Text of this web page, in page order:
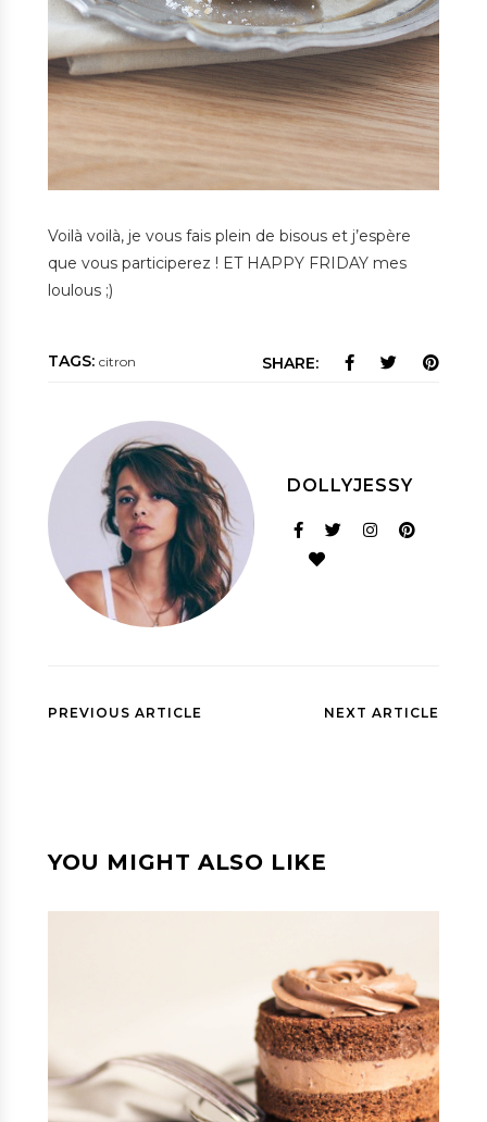
Voilà voilà, je vous fais plein de bisous et j’espère
que vous participerez ! ET HAPPY FRIDAY mes
loulous ;)
TAGS: citron SHARE:
DOLLYJESSY
PREVIOUS ARTICLE NEXT ARTICLE
YOU MIGHT ALSO LIKE